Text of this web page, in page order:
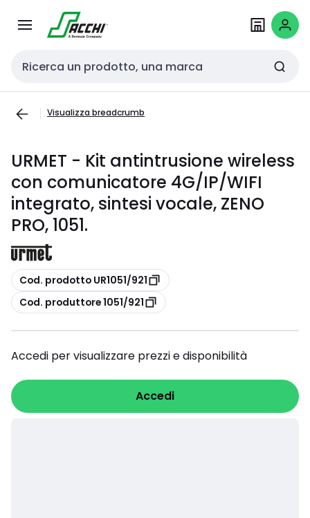
navigazionecontenuto
Cerca input
Visualizza breadcrumb
URMET - Kit antintrusione wireless
con comunicatore 4G/IP/WIFI
integrato, sintesi vocale, ZENO
PRO, 1051.
copia
Cod. prodotto UR1051/921
copia
Cod. produttore 1051/921
Accedi per visualizzare prezzi e disponibilità
Accedi